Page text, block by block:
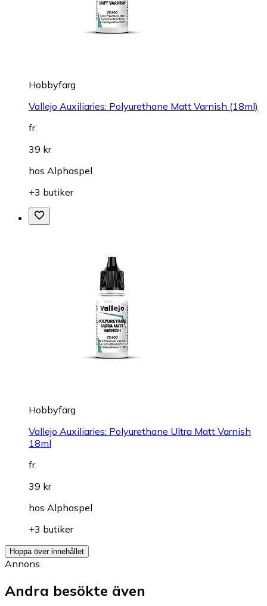
Hobbyfärg
Vallejo Auxiliaries: Polyurethane Matt Varnish (18ml)
fr.
39 kr
hos Alphaspel
+3 butiker
Hobbyfärg
Vallejo Auxiliaries: Polyurethane Ultra Matt Varnish
18ml
fr.
39 kr
hos Alphaspel
+3 butiker
Hoppa över innehållet
Annons
Andra besökte även